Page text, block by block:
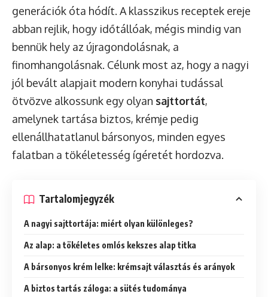
generációk óta hódít. A klasszikus receptek ereje
abban rejlik, hogy időtállóak, mégis mindig van
bennük hely az újragondolásnak, a
finomhangolásnak. Célunk most az, hogy a nagyi
jól bevált alapjait modern konyhai tudással
ötvözve alkossunk egy olyan sajttortát,
amelynek tartása biztos, krémje pedig
ellenállhatatlanul bársonyos, minden egyes
falatban a tökéletesség ígéretét hordozva.
Tartalomjegyzék
A nagyi sajttortája: miért olyan különleges?
Az alap: a tökéletes omlós kekszes alap titka
A bársonyos krém lelke: krémsajt választás és arányok
A biztos tartás záloga: a sütés tudománya